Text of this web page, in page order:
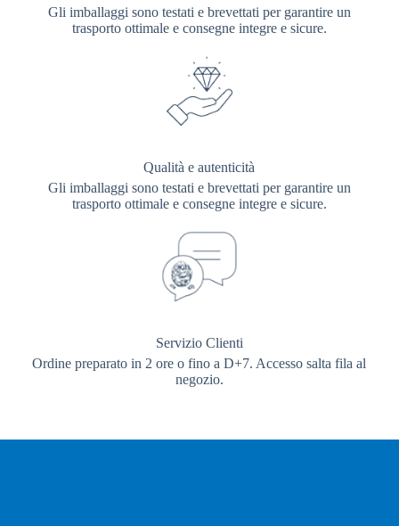
Gli imballaggi sono testati e brevettati per garantire un
trasporto ottimale e consegne integre e sicure.
Qualità e autenticità
Gli imballaggi sono testati e brevettati per garantire un
trasporto ottimale e consegne integre e sicure.
Servizio Clienti
Ordine preparato in 2 ore o fino a D+7. Accesso salta fila al
negozio.